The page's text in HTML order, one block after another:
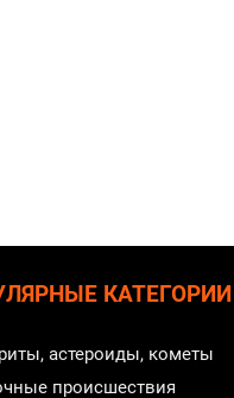
КАТЕГОРИИ
астероиды, кометы
происшествия